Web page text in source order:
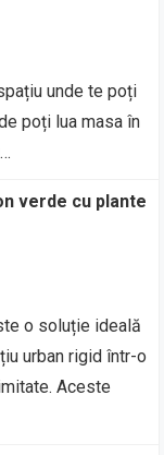
unde te poți
poți lua masa în
verde cu plante
o soluție ideală
urban rigid într-o
Aceste